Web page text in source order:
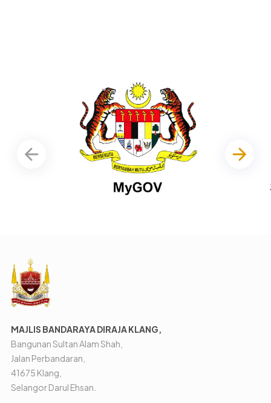
MAJLIS BANDARAYA DIRAJA KLANG,
Bangunan Sultan Alam Shah,
Jalan Perbandaran,
41675 Klang,
Selangor Darul Ehsan.